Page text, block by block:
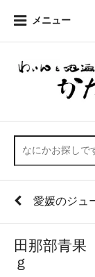
メニュー
愛媛のジュ
田那部青
ｇ